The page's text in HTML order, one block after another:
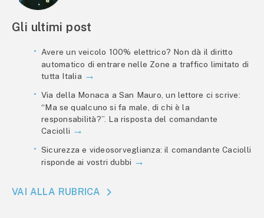
Gli ultimi post
Avere un veicolo 100% elettrico? Non dà il diritto
automatico di entrare nelle Zone a traffico limitato di
tutta Italia
Via della Monaca a San Mauro, un lettore ci scrive:
“Ma se qualcuno si fa male, di chi è la
responsabilità?”. La risposta del comandante
Caciolli
Sicurezza e videosorveglianza: il comandante Caciolli
risponde ai vostri dubbi
VAI ALLA RUBRICA